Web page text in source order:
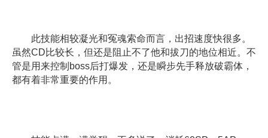
此技能相较凝光和冤魂索命而言，出招速度快很多。
虽然CD比较长，但还是阻止不了他和拔刀的地位相近。不
管是用来控制boss后打爆发，还是瞬步先手释放破霸体，
都有着非常重要的作用。